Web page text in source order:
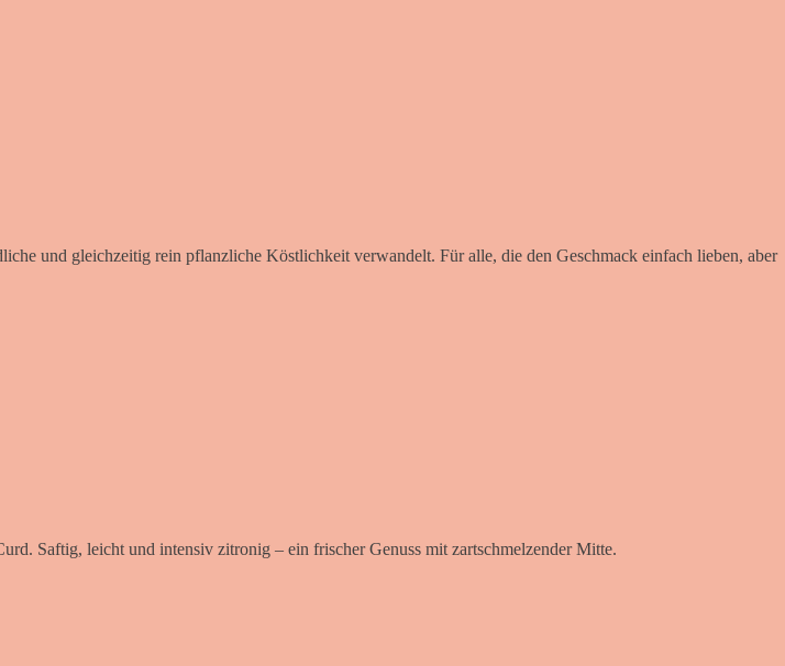
und gleichzeitig rein pflanzliche Köstlichkeit verwandelt. Für alle, die den Geschmack einfach lieben, aber
Saftig, leicht und intensiv zitronig – ein frischer Genuss mit zartschmelzender Mitte.